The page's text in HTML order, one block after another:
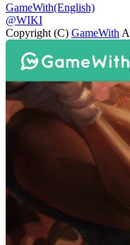
GameWith(English)
@WIKI
Copyright (C) GameWith